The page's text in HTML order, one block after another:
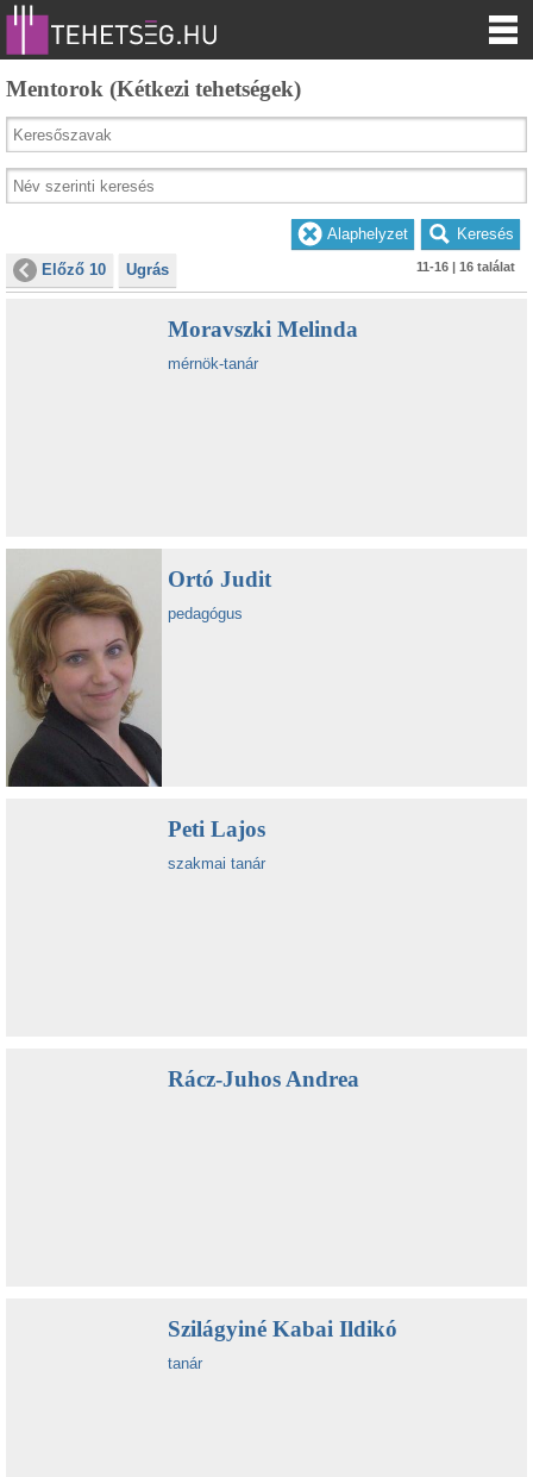
Mentorok (Kétkezi tehetségek)
Előző 10 Ugrás 11-16 | 16 találat
Moravszki Melinda
mérnök-tanár
Ortó Judit
pedagógus
Peti Lajos
szakmai tanár
Rácz-Juhos Andrea
Szilágyiné Kabai Ildikó
tanár